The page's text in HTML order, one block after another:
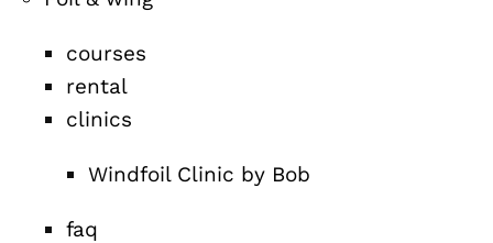
courses
rental
clinics
Windfoil Clinic by Bob
faq